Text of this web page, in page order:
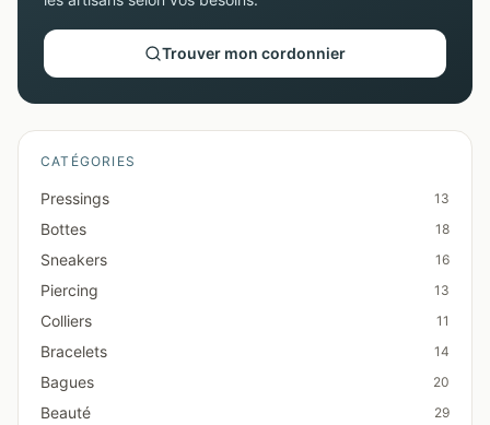
Trouver mon cordonnier
CATÉGORIES
Pressings 13
Bottes 18
Sneakers 16
Piercing 13
Colliers 11
Bracelets 14
Bagues 20
Beauté 29